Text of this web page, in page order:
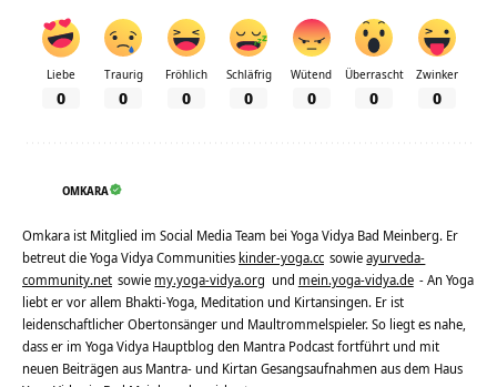
Liebe
0
Traurig
0
Fröhlich
0
Schläfrig
0
Wütend
0
Überrascht
0
Zwinker
0
OMKARA
Omkara ist Mitglied im Social Media Team bei Yoga Vidya Bad Meinberg. Er
betreut die Yoga Vidya Communities kinder-yoga.cc sowieayurveda-
community.net sowie my.yoga-vidya.org und mein.yoga-vidya.de - An Yoga
liebt er vor allem Bhakti-Yoga, Meditation und Kirtansingen. Er ist
leidenschaftlicher Obertonsänger und Maultrommelspieler. So liegt es nahe,
dass er im Yoga Vidya Hauptblog den Mantra Podcast fortführt und mit
neuen Beiträgen aus Mantra- und Kirtan Gesangsaufnahmen aus dem Haus